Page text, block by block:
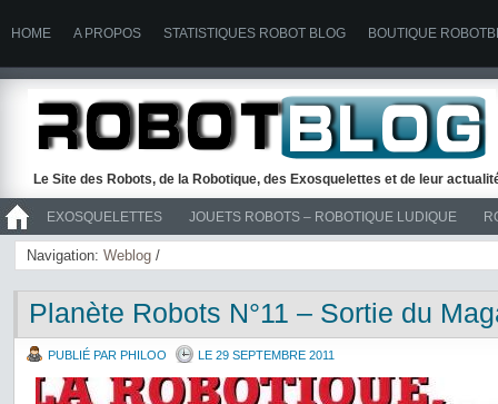
HOME A PROPOS STATISTIQUES ROBOT BLOG BOUTIQUE
Le Site des Robots, de la Robotique, des Exosquelettes et de leur
EXOSQUELETTES JOUETS ROBOTS – ROBOTIQUE LUDIQUE
>> ROBOTS
Navigation: Weblog /
Planète Robots N°11 – Sortie du
PUBLIÉ PAR PHILOO LE 29 SEPTEMBRE 2011